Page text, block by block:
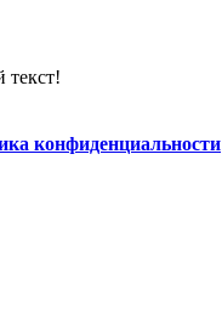
текст!
конфиденциальности